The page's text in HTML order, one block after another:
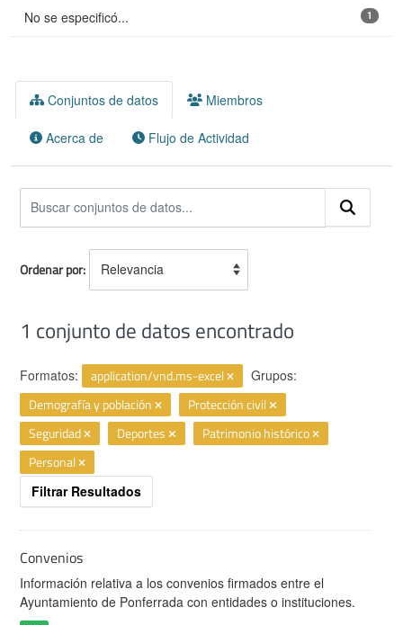
No se especificó... 1
Conjuntos de datos Miembros
Acerca de Flujo de Actividad
Ordenar por
1 conjunto de datos encontrado
Formatos: application/vnd.ms-excel Grupos:
Demografía y población
Protección civil
Seguridad
Deportes
Patrimonio histórico
Personal
Filtrar Resultados
Convenios
Información relativa a los convenios firmados entre el
Ayuntamiento de Ponferrada con entidades o instituciones.